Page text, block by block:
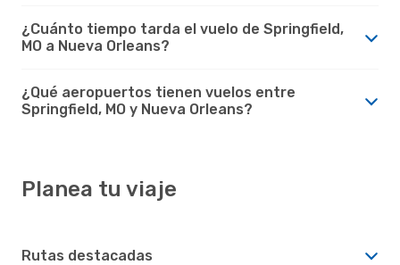
¿Cuánto tiempo tarda el vuelo de Springfield,
MO a Nueva Orleans?
¿Qué aeropuertos tienen vuelos entre
Springfield, MO y Nueva Orleans?
Planea tu viaje
Rutas destacadas